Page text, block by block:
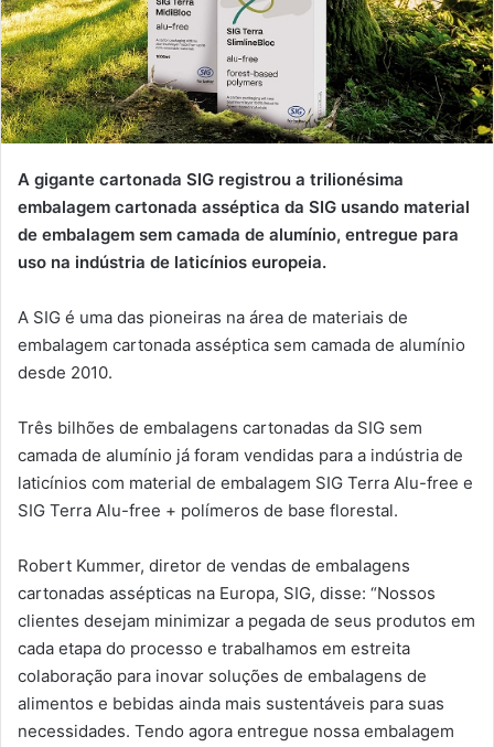
A gigante cartonada SIG registrou a trilionésima
embalagem cartonada asséptica da SIG usando material
de embalagem sem camada de alumínio, entregue para
uso na indústria de laticínios europeia.
A SIG é uma das pioneiras na área de materiais de
embalagem cartonada asséptica sem camada de alumínio
desde 2010.
Três bilhões de embalagens cartonadas da SIG sem
camada de alumínio já foram vendidas para a indústria de
laticínios com material de embalagem SIG Terra Alu-free e
SIG Terra Alu-free + polímeros de base florestal.
Robert Kummer, diretor de vendas de embalagens
cartonadas assépticas na Europa, SIG, disse: “Nossos
clientes desejam minimizar a pegada de seus produtos em
cada etapa do processo e trabalhamos em estreita
colaboração para inovar soluções de embalagens de
alimentos e bebidas ainda mais sustentáveis ​​para suas
necessidades. Tendo agora entregue nossa embalagem